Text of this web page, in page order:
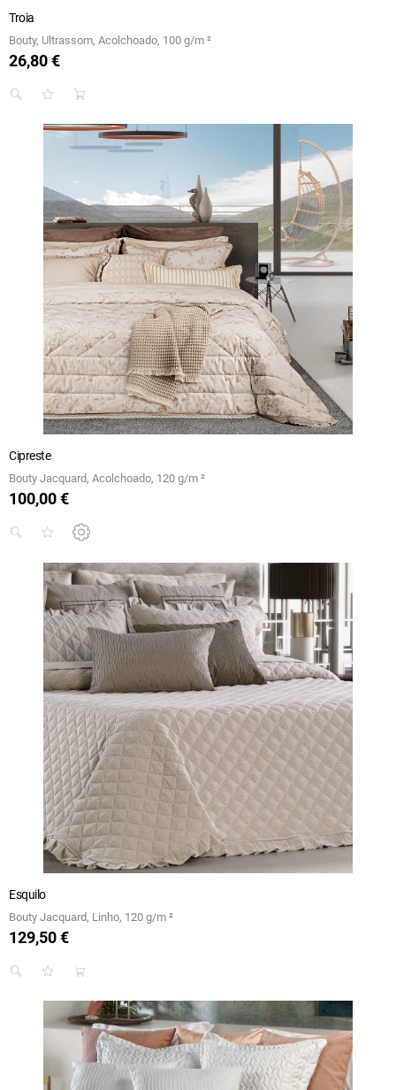
Troia
Bouty, Ultrassom, Acolchoado, 100 g/m ²
Preço
26,80 €
Cipreste
Bouty Jacquard, Acolchoado, 120 g/m ²
Preço
100,00 €
Esquilo
Bouty Jacquard, Linho, 120 g/m ²
Preço
129,50 €